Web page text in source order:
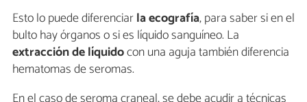
Esto lo puede diferenciarla ecografía, para saber si en el
bulto hay órganos o si es líquido sanguíneo. La
extracción de líquidocon una aguja también diferencia
hematomas de seromas.